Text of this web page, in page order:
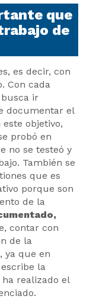
que
de
es decir, con
Con cada
ir
documentar el
objetivo,
probó en
no se testeó y
También se
que es
porque son
de la
contar con
de la
ya que en
la
realizado el